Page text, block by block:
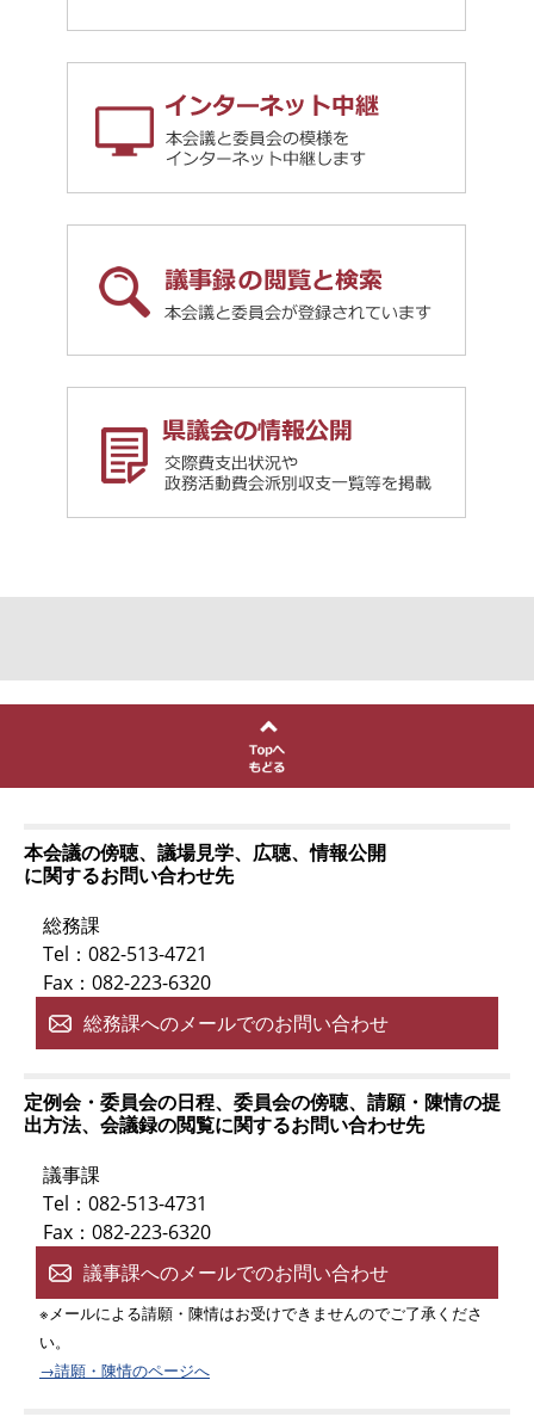
本会議の傍聴、議場見学、広聴、情報公開
に関するお問い合わせ先
総務課
Tel：082-513-4721
Fax：082-223-6320
総務課へのメールでのお問い合わせ
定例会・委員会の日程、委員会の傍聴、請願・陳情の提
出方法、会議録の閲覧に関するお問い合わせ先
議事課
Tel：082-513-4731
Fax：082-223-6320
議事課へのメールでのお問い合わせ
※メールによる請願・陳情はお受けできませんのでご了承くださ
い。
→請願・陳情のページへ